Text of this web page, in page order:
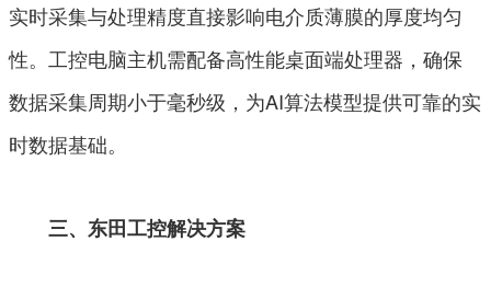
实时采集与处理精度直接影响电介质薄膜的厚度均匀
性。工控电脑主机需配备高性能桌面端处理器，确保
数据采集周期小于毫秒级，为AI算法模型提供可靠的实
时数据基础。
三、东田工控解决方案